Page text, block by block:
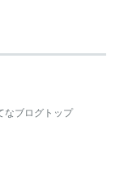
なブログトップ